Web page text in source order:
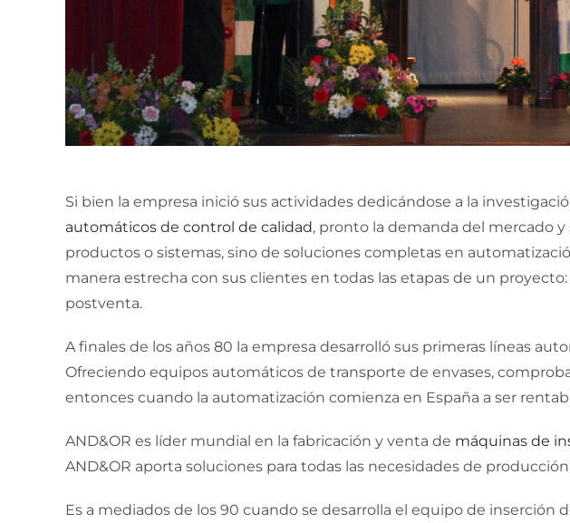
Si bien la empresa inició sus actividades dedicándose a la
automáticos de control de calidad, pronto la demanda del mercado
productos o sistemas, sino de soluciones completas en
manera estrecha con sus clientes en todas las etapas de un
postventa.
A finales de los años 80 la empresa desarrolló sus primeras líneas
Ofreciendo equipos automáticos de transporte de envases,
entonces cuando la automatización comienza en España a ser
AND&OR es líder mundial en la fabricación y venta de máquinas de
AND&OR aporta soluciones para todas las necesidades de
Es a mediados de los 90 cuando se desarrolla el equipo de inserción